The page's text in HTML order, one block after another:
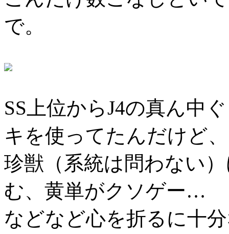
で。
SS上位からJ4の真ん中
キを使ってたんだけど、
珍獣（系統は問わない
む、黄単がクソゲー…
などなど心を折るに十